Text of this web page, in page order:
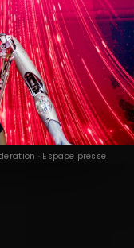
· Espace presse